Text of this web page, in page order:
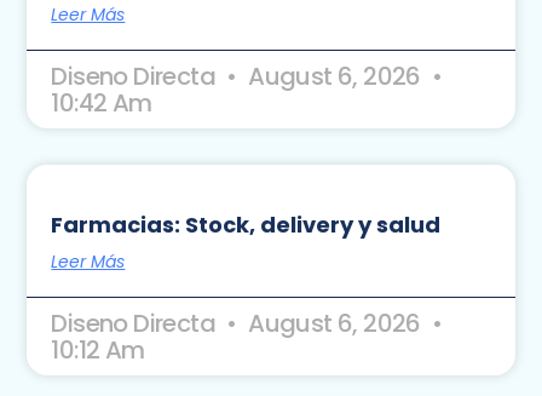
Leer Más
Diseno Directa August 6, 2026
10:42 Am
Farmacias: Stock, delivery y salud
Leer Más
Diseno Directa August 6, 2026
10:12 Am